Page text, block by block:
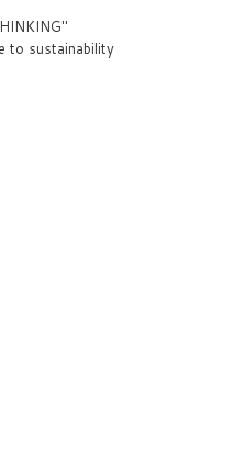
to sustainability